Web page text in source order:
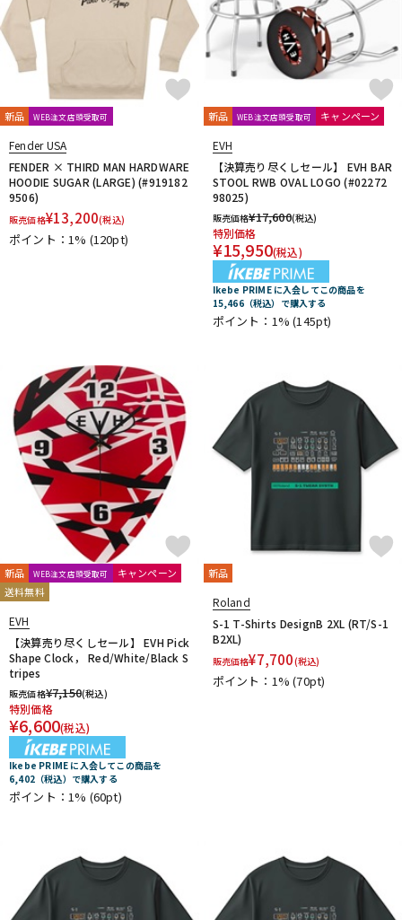
ONE PERCENT
ONE'S WAY Orange ORB
ORCAS
ORTEGA
Ovaltone OVATION Oyaide P.R.S.
paige
Parksons
Performance PERRI'S Peterson
PICK BOY
PICK PUNCH
PLANET WAVES
Pluginz Keychains
POWERbreathe
prohands
PROPIK
Providence
PULSE PYRAMID
R.Cocco
Rattlesnake Cable
RENEGADE
Reunion Blues
RevoL effects
Richter Straps
Rick Rock Picks
Rickenbacker
RIGHTON STRAPS
RIO GRANDE
Ritter RIVER FORD
Roadie
ROCHE-THOMAS
ROMBO
Ron Ellis Pickups
Sadowsky Guitars Sago
SAVAREZ
Schlagwerk Percussion
Seymour Duncan
Shadow
SILENT PICK
SIT SKB
SNARK
Solid Bond
SOLID CABLES SOMA laboratory
SONOTONE
Souldier Strap
Spanish Moon SpiceNote
Spider Capo
Stack
STARTECH STEINBERGER Stetsbar
stokyo
Suhr Guitars
Sunhayato Sustainiac
SUZUKI
Switch Custom Guitars
TAKAMINE TAMA
TAYLOR
tc electronic
Thomastik-Infeld
ThroBak Electronics
TINYBOY
TODA GUITARS
TOKAI Tom Anderson
Tone
Toneism Pickups
TonePros TOUGH-TX
TRUE DYNA
TUNE
TV Jones
V-Z
Van Damme Vega-Trem
VeroCity Effects Pedals
VIBRAMATE
Vigier VIVACE VOVOX
WALRUS AUDIO
WHITEFEATHER
Wilkinson
YAMAHA
ZAOLLA
他
320design アトス・インターナショナル
フォンテック
ヤマハミュージックEHD
ヤマハミュージックトレーディング
ヤマハミュージックメディア
リットーミュージック
音楽之友社 山木秀夫コレクション
新品 WEB注文店頭受取可
Fender USA
FENDER × THIRD MAN HARDWARE
HOODIE SUGAR (LARGE) (#919182
9506)
販売価格¥13,200(税込)
ポイント：1% (120pt)
新品 WEB注文店頭受取可 キャンペーン
EVH
【決算売り尽くしセール】 EVH BAR
STOOL RWB OVAL LOGO (#02272
98025)
販売価格¥17,600(税込)
特別価格
¥15,950(税込)
Ikebe PRIME に入会してこの商品を
15,466（税込）で購入する
ポイント：1%(145pt)
新品 WEB注文店頭受取可
キャンペーン
送料無料
EVH
【決算売り尽くしセール】 EVH Pick
Shape Clock， Red/White/Black S
tripes
販売価格¥7,150(税込)
特別価格
¥6,600(税込)
Ikebe PRIME に入会してこの商品を
6,402（税込）で購入する
ポイント：1% (60pt)
新品
Roland
S-1 T-Shirts DesignB 2XL (RT/S-1
B2XL)
販売価格¥7,700(税込)
ポイント：1%(70pt)